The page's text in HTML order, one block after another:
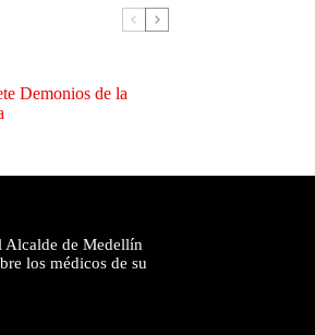
Demonios de la
Alcalde de Medellín
los médicos de su